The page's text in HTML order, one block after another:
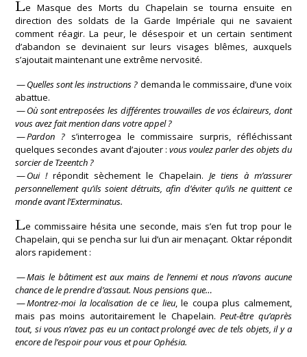
Le Masque des Morts du Chapelain se tourna ensuite en
direction des soldats de la Garde Impériale qui ne savaient
comment réagir. La peur, le désespoir et un certain sentiment
d’abandon se devinaient sur leurs visages blêmes, auxquels
s’ajoutait maintenant une extrême nervosité.
—Quelles sont les instructions ? demanda le commissaire, d’une voix
abattue.
—Où sont entreposées les différentes trouvailles de vos éclaireurs, dont
vous avez fait mention dans votre appel ?
—Pardon ?s’interrogea le commissaire surpris, réfléchissant
quelques secondes avant d’ajouter : vous voulez parler des objets du
sorcier de Tzeentch ?
—Oui !répondit sèchement le Chapelain. Je tiens à m’assurer
personnellement qu’ils soient détruits, afin d’éviter qu’ils ne quittent ce
monde avant l’Exterminatus.
Le commissaire hésita une seconde, mais s’en fut trop pour le
Chapelain, qui se pencha sur lui d’un air menaçant. Oktar répondit
alors rapidement :
—Mais le bâtiment est aux mains de l’ennemi et nous n’avons aucune
chance de le prendre d’assaut. Nous pensions que…
—Montrez-moi la localisation de ce lieu, le coupa plus calmement,
mais pas moins autoritairement le Chapelain.Peut-être qu’après
tout, si vous n’avez pas eu un contact prolongé avec de tels objets, il y a
encore de l’espoir pour vous et pour Ophésia.